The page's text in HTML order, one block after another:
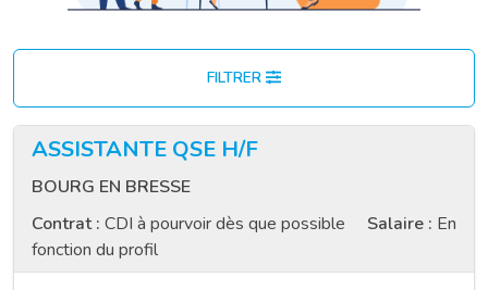
FILTRER
ASSISTANTE QSE H/F
BOURG EN BRESSE
Contrat : CDI à pourvoir dès que possible Salaire : En
fonction du profil